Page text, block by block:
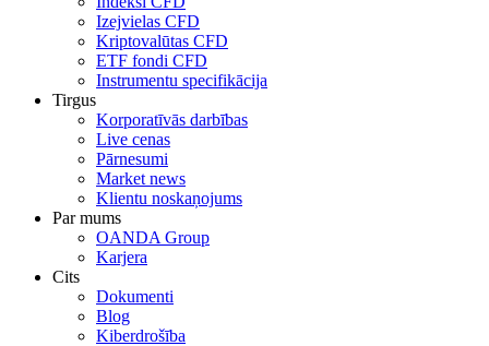
Izejvielas CFD
Kriptovalūtas CFD
ETF fondi CFD
Instrumentu specifikācija
Tirgus
Korporatīvās darbības
Live cenas
Pārnesumi
Market news
Klientu noskaņojums
Par mums
OANDA Group
Karjera
Cits
Dokumenti
Blog
Kiberdrošība